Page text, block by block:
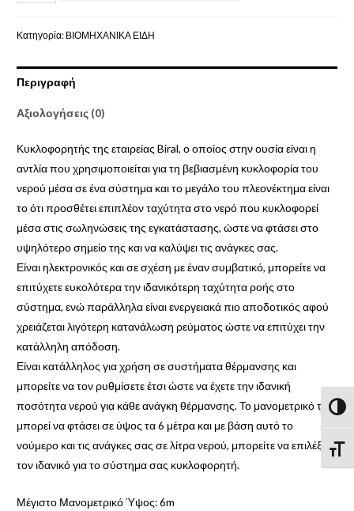
Κατηγορία: ΒΙΟΜΗΧΑΝΙΚΑ ΕΙΔΗ
Περιγραφή
Αξιολογήσεις (0)
Κυκλοφορητής της εταιρείας Biral, ο οποίος στην ουσία είναι η
αντλία που χρησιμοποιείται για τη βεβιασμένη κυκλοφορία του
νερού μέσα σε ένα σύστημα και το μεγάλο του πλεονέκτημα είναι
το ότι προσθέτει επιπλέον ταχύτητα στο νερό που κυκλοφορεί
μέσα στις σωληνώσεις της εγκατάστασης, ώστε να φτάσει στο
υψηλότερο σημείο της και να καλύψει τις ανάγκες σας.
Είναι ηλεκτρονικός και σε σχέση με έναν συμβατικό, μπορείτε να
επιτύχετε ευκολότερα την ιδανικότερη ταχύτητα ροής στο
σύστημα, ενώ παράλληλα είναι ενεργειακά πιο αποδοτικός αφού
χρειάζεται λιγότερη κατανάλωση ρεύματος ώστε να επιτύχει την
κατάλληλη απόδοση.
Είναι κατάλληλος για χρήση σε συστήματα θέρμανσης και
μπορείτε να τον ρυθμίσετε έτσι ώστε να έχετε την ιδανική
ποσότητα νερού για κάθε ανάγκη θέρμανσης. Το μανομετρικό του
μπορεί να φτάσει σε ύψος τα 6 μέτρα και με βάση αυτό το
νούμερο και τις ανάγκες σας σε λίτρα νερού, μπορείτε να επιλέξετε
τον ιδανικό για το σύστημα σας κυκλοφορητή.
Μέγιστο Μανομετρικό Ύψος: 6m